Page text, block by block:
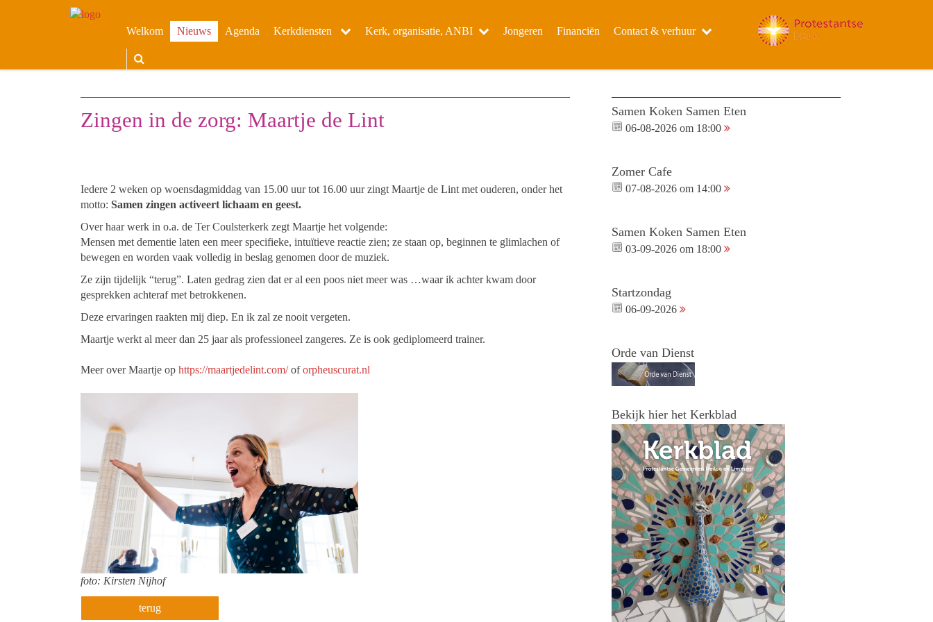
Welkom Nieuws Agenda Kerkdiensten Kerk, organisatie, ANBI Jongeren Financiën Contact & verhuur
Zingen in de zorg: Maartje de Lint
Iedere 2 weken op woensdagmiddag van 15.00 uur tot 16.00 uur zingt Maartje de Lint met ouderen, onder het
motto: Samen zingen activeert lichaam en geest.
Over haar werk in o.a. de Ter Coulsterkerk zegt Maartje het volgende:
Mensen met dementie laten een meer specifieke, intuïtieve reactie zien; ze staan op, beginnen te glimlachen of
bewegen en worden vaak volledig in beslag genomen door de muziek.
Ze zijn tijdelijk “terug”. Laten gedrag zien dat er al een poos niet meer was …waar ik achter kwam door
gesprekken achteraf met betrokkenen.
Deze ervaringen raakten mij diep. En ik zal ze nooit vergeten.
Maartje werkt al meer dan 25 jaar als professioneel zangeres. Ze is ook gediplomeerd trainer.
Meer over Maartje op https://maartjedelint.com/oforpheuscurat.nl
foto: Kirsten Nijhof
terug
Samen Koken Samen Eten
06-08-2026 om 18:00
Zomer Cafe
07-08-2026 om 14:00
Samen Koken Samen Eten
03-09-2026 om 18:00
Startzondag
06-09-2026
Orde van Dienst
Bekijk hier het Kerkblad